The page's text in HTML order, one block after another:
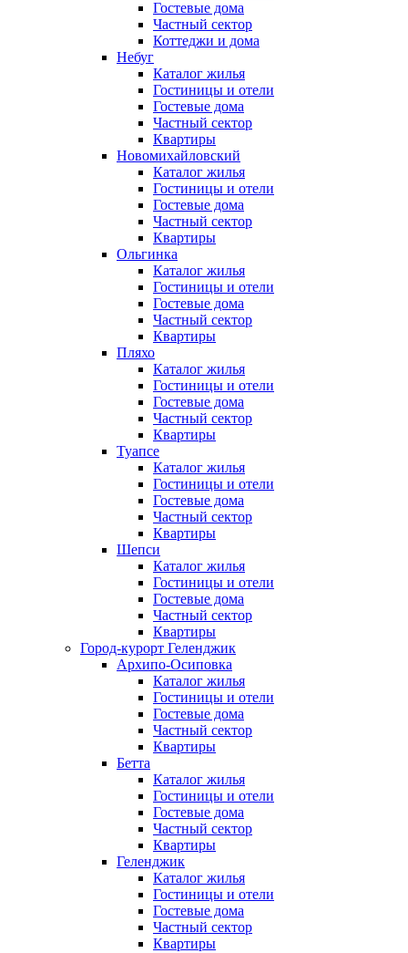
Гостевые дома
Частный сектор
Коттеджи и дома
Небуг
Каталог жилья
Гостиницы и отели
Гостевые дома
Частный сектор
Квартиры
Новомихайловский
Каталог жилья
Гостиницы и отели
Гостевые дома
Частный сектор
Квартиры
Ольгинка
Каталог жилья
Гостиницы и отели
Гостевые дома
Частный сектор
Квартиры
Пляхо
Каталог жилья
Гостиницы и отели
Гостевые дома
Частный сектор
Квартиры
Туапсе
Каталог жилья
Гостиницы и отели
Гостевые дома
Частный сектор
Квартиры
Шепси
Каталог жилья
Гостиницы и отели
Гостевые дома
Частный сектор
Квартиры
Город-курорт Геленджик
Архипо-Осиповка
Каталог жилья
Гостиницы и отели
Гостевые дома
Частный сектор
Квартиры
Бетта
Каталог жилья
Гостиницы и отели
Гостевые дома
Частный сектор
Квартиры
Геленджик
Каталог жилья
Гостиницы и отели
Гостевые дома
Частный сектор
Квартиры